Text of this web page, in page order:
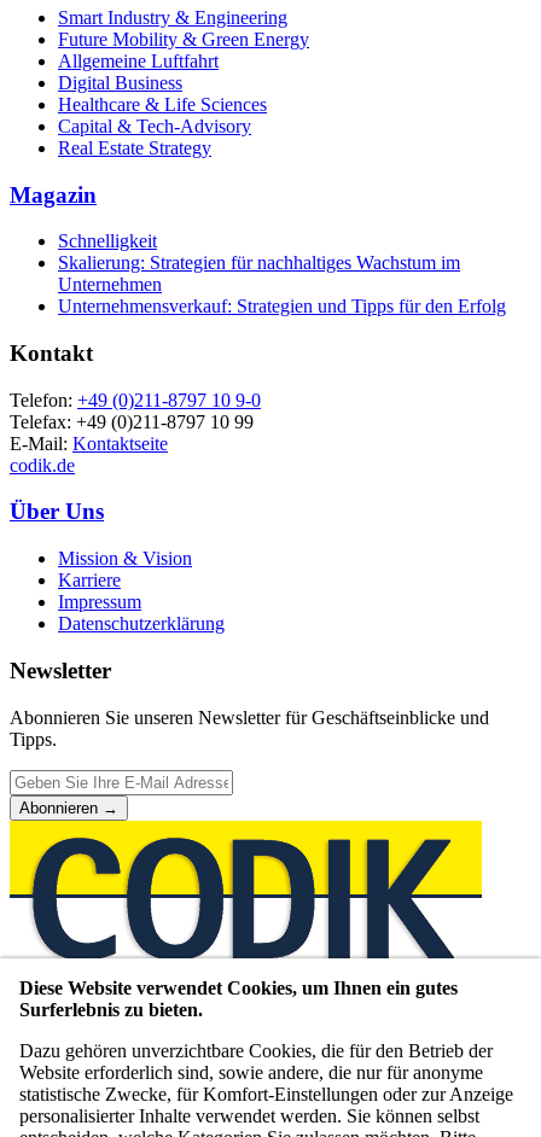
Diese Website verwendet Cookies, um Ihnen ein gutes
Surferlebnis zu bieten.
Dazu gehören unverzichtbare Cookies, die für den Betrieb der
Website erforderlich sind, sowie andere, die nur für anonyme
statistische Zwecke, für Komfort-Einstellungen oder zur Anzeige
personalisierter Inhalte verwendet werden. Sie können selbst
Smart Industry & Engineering
Future Mobility & Green Energy
Allgemeine Luftfahrt
Digital Business
Healthcare & Life Sciences
Capital & Tech-Advisory
Real Estate Strategy
Magazin
Schnelligkeit
Skalierung: Strategien für nachhaltiges Wachstum im
Unternehmen
Unternehmensverkauf: Strategien und Tipps für den Erfolg
Kontakt
Telefon: +49 (0)211-8797 10 9-0
Telefax: +49 (0)211-8797 10 99
E-Mail: Kontaktseite
codik.de
Über Uns
Mission & Vision
Karriere
Impressum
Datenschutzerklärung
Newsletter
Abonnieren Sie unseren Newsletter für Geschäftseinblicke und
Tipps.
Abonnieren →
Unternehmensberatung seit 1980
WIR VERMITTELN,
BEGLEITEN,
COACHEN UND BERATEN.